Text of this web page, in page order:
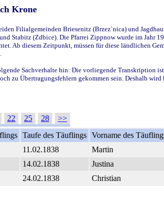
Krone
Filialgemeinden Briesenitz (Brzez`nica) und
Stabitz (Zdbice). Die Pfarrei Zippnow wurde im
Ab diesem Zeitpunkt, müssen für diese ländlichen
Sachverhalte hin: Die vorliegende Transkription
zu Übertragungsfehlern gekommen sein. Deshalb wird
22 25 28
>>
Taufe des Täuflings Vorname des
11.02.1838 Martin
14.02.1838 Justina
24.02.1838 Christian